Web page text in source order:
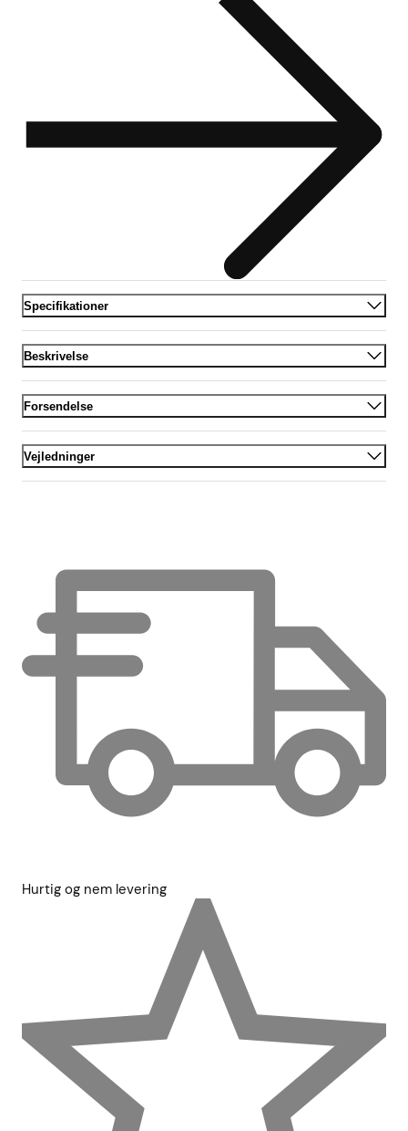
Specifikationer
Beskrivelse
Forsendelse
Vejledninger
Hurtig og nem levering